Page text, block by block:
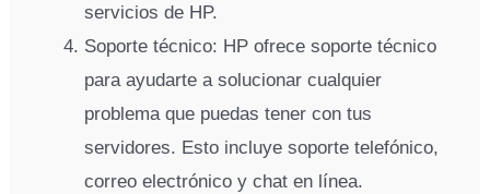
servicios de HP.
Soporte técnico: HP ofrece soporte técnico
para ayudarte a solucionar cualquier
problema que puedas tener con tus
servidores. Esto incluye soporte telefónico,
correo electrónico y chat en línea.